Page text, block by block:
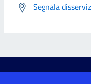
Segnala